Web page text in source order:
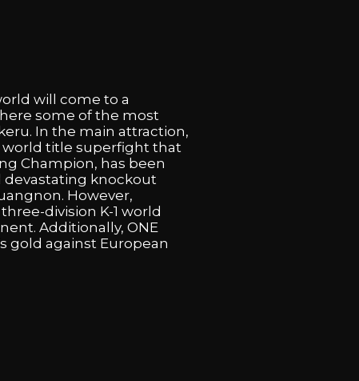
will come to a
some ofthe most
In the main attraction,
world title superfight that
Champion, has been
devastating knockout
However,
three-division K-1 world
Additionally, ONE
gold against European